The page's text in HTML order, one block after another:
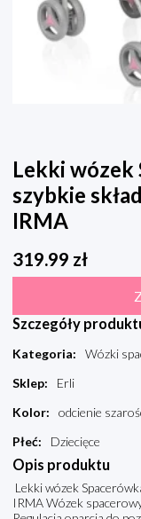
Lekki wózek
szybkie
IRMA
319.99 zł
Szczegóły
Kategoria:
Wózki
Sklep:
Erli
Kolor:
odcienie
Płeć: Dziecięce
Opis produktu
Lekki wózek
IRMA Wózek